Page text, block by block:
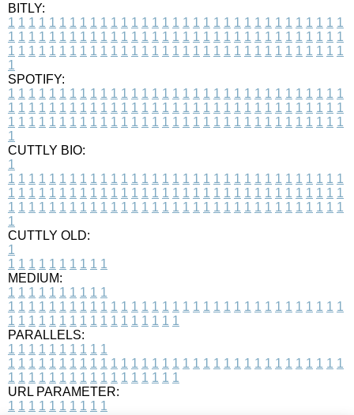
BITLY:
1 1 1 1 1 1 1 1 1 1 1 1 1 1 1 1 1 1 1 1 1 1 1 1 1 1 1 1 1 1 1 1 1
1 1 1 1 1 1 1 1 1 1 1 1 1 1 1 1 1 1 1 1 1 1 1 1 1 1 1 1 1 1 1 1 1
1 1 1 1 1 1 1 1 1 1 1 1 1 1 1 1 1 1 1 1 1 1 1 1 1 1 1 1 1 1 1 1 1
1
SPOTIFY:
1 1 1 1 1 1 1 1 1 1 1 1 1 1 1 1 1 1 1 1 1 1 1 1 1 1 1 1 1 1 1 1 1
1 1 1 1 1 1 1 1 1 1 1 1 1 1 1 1 1 1 1 1 1 1 1 1 1 1 1 1 1 1 1 1 1
1 1 1 1 1 1 1 1 1 1 1 1 1 1 1 1 1 1 1 1 1 1 1 1 1 1 1 1 1 1 1 1 1
1
CUTTLY BIO:
1
1 1 1 1 1 1 1 1 1 1 1 1 1 1 1 1 1 1 1 1 1 1 1 1 1 1 1 1 1 1 1 1 1
1 1 1 1 1 1 1 1 1 1 1 1 1 1 1 1 1 1 1 1 1 1 1 1 1 1 1 1 1 1 1 1 1
1 1 1 1 1 1 1 1 1 1 1 1 1 1 1 1 1 1 1 1 1 1 1 1 1 1 1 1 1 1 1 1 1
1
CUTTLY OLD:
1
1 1 1 1 1 1 1 1 1 1
MEDIUM:
1 1 1 1 1 1 1 1 1 1
1 1 1 1 1 1 1 1 1 1 1 1 1 1 1 1 1 1 1 1 1 1 1 1 1 1 1 1 1 1 1 1 1
1 1 1 1 1 1 1 1 1 1 1 1 1 1 1 1 1
PARALLELS:
1 1 1 1 1 1 1 1 1 1
1 1 1 1 1 1 1 1 1 1 1 1 1 1 1 1 1 1 1 1 1 1 1 1 1 1 1 1 1 1 1 1 1
1 1 1 1 1 1 1 1 1 1 1 1 1 1 1 1 1
URL PARAMETER:
1 1 1 1 1 1 1 1 1 1